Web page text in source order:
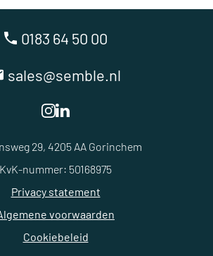
0183 64 50 00
sales@semble.nl
29, 4205 AA Gorinchem
KvK-nummer: 50168975
Privacy statement
voorwaarden
Cookiebeleid